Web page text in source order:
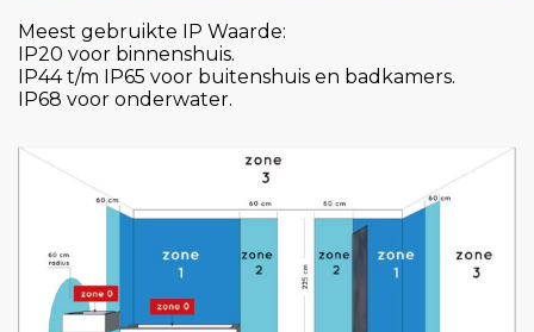
Meest gebruikte IP Waarde:
IP20 voor binnenshuis.
IP44 t/m IP65 voor buitenshuis en badkamers.
IP68 voor onderwater.